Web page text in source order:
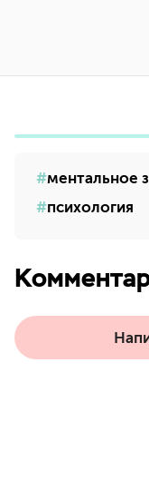
ментальное
психология